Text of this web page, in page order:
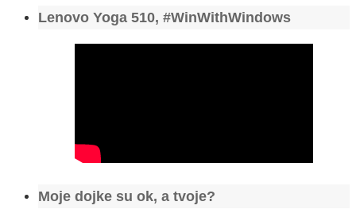
Lenovo Yoga 510, #WinWithWindows
Moje dojke su ok, a tvoje?